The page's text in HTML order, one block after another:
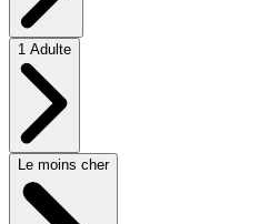
1 Adulte
Le moins cher